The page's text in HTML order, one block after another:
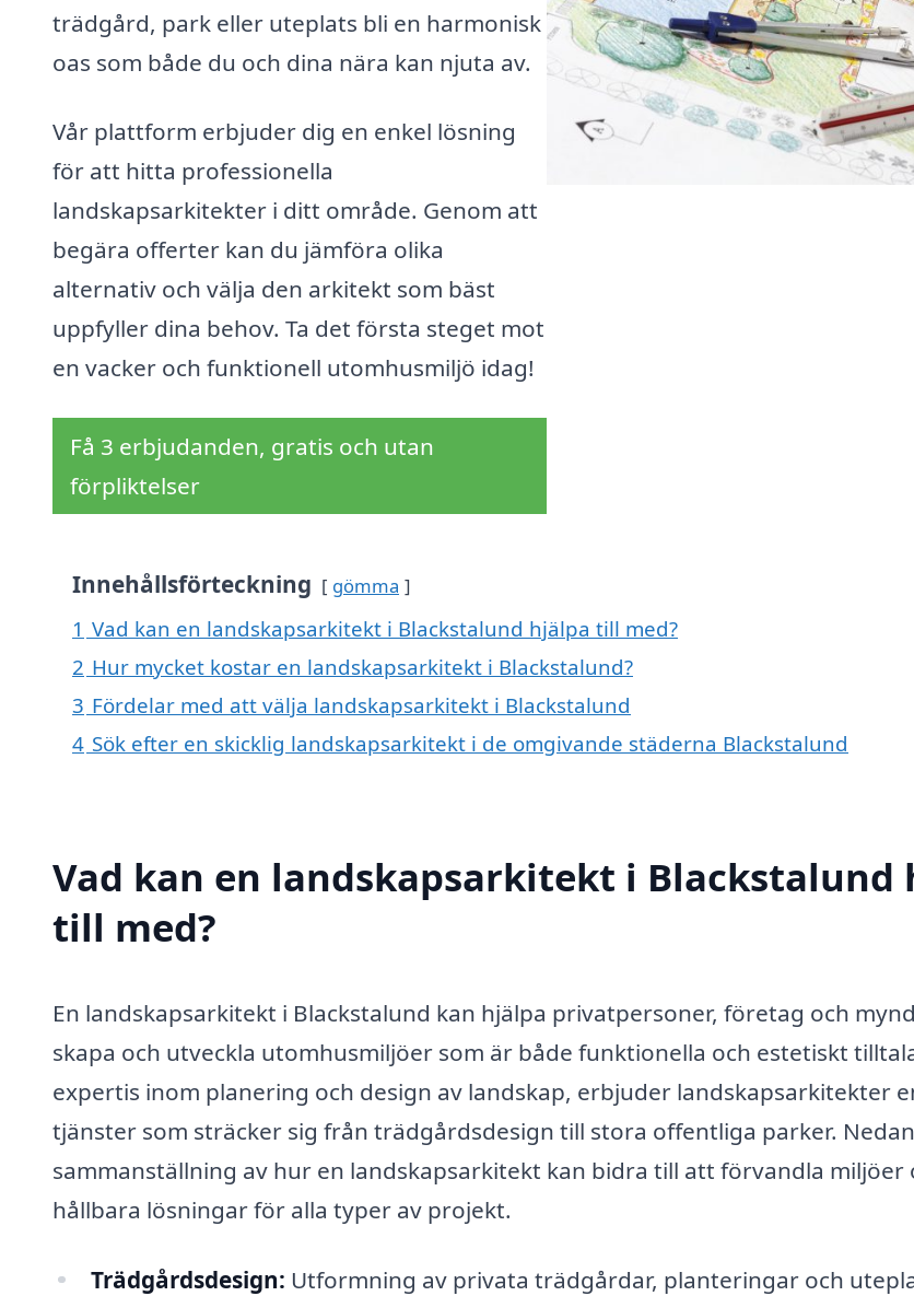
trädgård, park eller uteplats bli en harmonisk
oas som både du och dina nära kan njuta av.
Vår plattform erbjuder dig en enkel lösning
för att hitta professionella
landskapsarkitekter i ditt område. Genom att
begära offerter kan du jämföra olika
alternativ och välja den arkitekt som bäst
uppfyller dina behov. Ta det första steget mot
en vacker och funktionell utomhusmiljö idag!
Få 3 erbjudanden, gratis och utan
förpliktelser
Innehållsförteckning gömma
1 Vad kan en landskapsarkitekt i Blackstalund hjälpa till med?
2 Hur mycket kostar en landskapsarkitekt i Blackstalund?
3 Fördelar med att välja landskapsarkitekt i Blackstalund
4 Sök efter en skicklig landskapsarkitekt i de omgivande städerna Blackstalund
Vad kan en landskapsarkitekt i Blackstalund
till med?
En landskapsarkitekt i Blackstalund kan hjälpa privatpersoner, företag och
skapa och utveckla utomhusmiljöer som är både funktionella och estetiskt
expertis inom planering och design av landskap, erbjuder landskapsarkitekter
tjänster som sträcker sig från trädgårdsdesign till stora offentliga parker.
sammanställning av hur en landskapsarkitekt kan bidra till att förvandla miljöer
hållbara lösningar för alla typer av projekt.
Trädgårdsdesign: Utformning av privata trädgårdar, planteringar och